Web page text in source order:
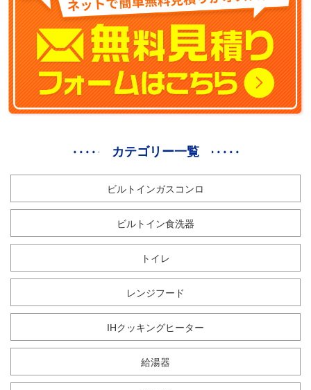
カテゴリー一覧
ビルトインガスコンロ
ビルトイン食洗器
トイレ
レンジフード
IHクッキングヒーター
給湯器